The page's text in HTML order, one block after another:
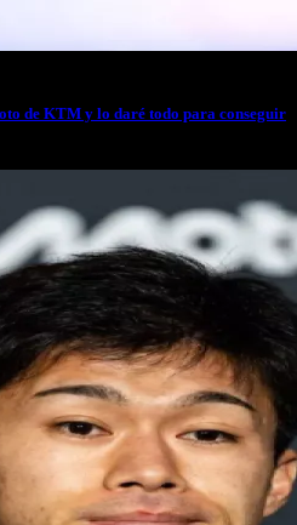
de KTM y lo daré todo para conseguir